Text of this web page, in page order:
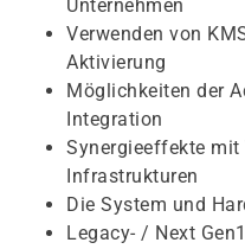
Unternehmen
Verwenden von
Aktivierung
Möglichkeiten der
Integration
Synergieeffekte mit
Infrastrukturen
Die System und
Legacy- / Next